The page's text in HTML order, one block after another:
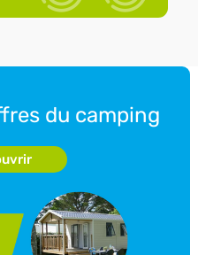
du camping